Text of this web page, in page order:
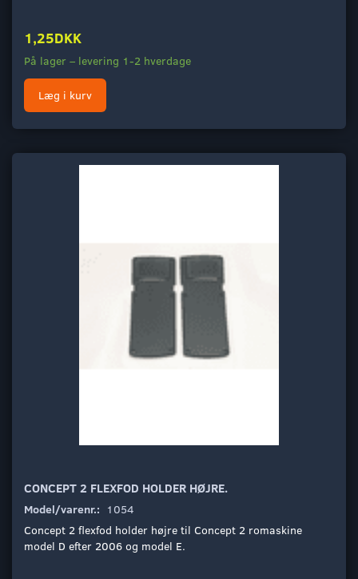
1,25DKK
På lager – levering 1-2 hverdage
Læg i kurv
CONCEPT 2 FLEXFOD HOLDER HØJRE.
Model/varenr.: 1054
Concept 2 flexfod holder højre til Concept 2 romaskine
model D efter 2006 og model E.